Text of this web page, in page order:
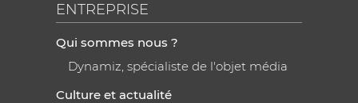
ENTREPRISE
Qui sommes nous ?
Dynamiz, spécialiste de l'objet média
Culture et actualité